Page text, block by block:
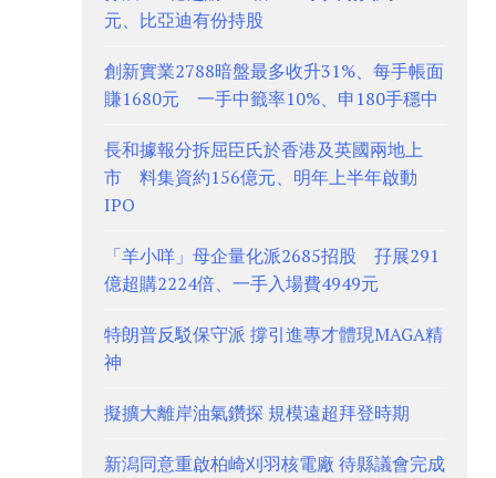
元、比亞迪有份持股
創新實業2788暗盤最多收升31%、每手帳面
賺1680元 一手中籤率10%、申180手穩中
長和據報分拆屈臣氏於香港及英國兩地上
市 料集資約156億元、明年上半年啟動
IPO
「羊小咩」母企量化派2685招股 孖展291
億超購2224倍、一手入場費4949元
特朗普反駁保守派 撐引進專才體現MAGA精
神
擬擴大離岸油氣鑽探 規模遠超拜登時期
新潟同意重啟柏崎刈羽核電廠 待縣議會完成